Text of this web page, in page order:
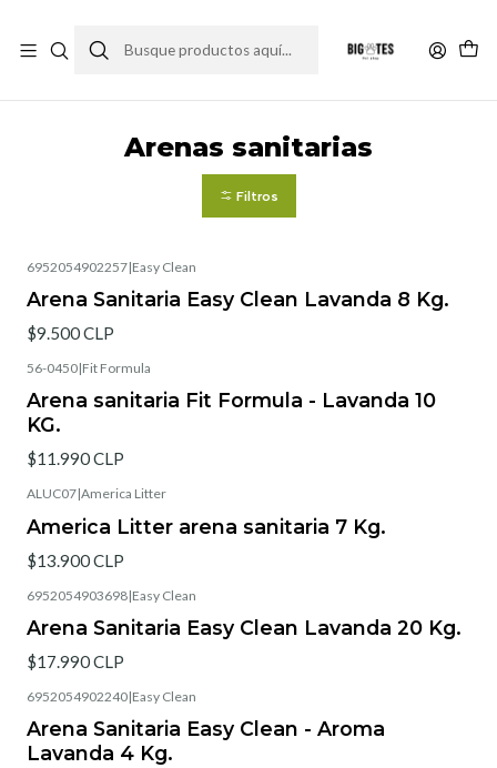
Arenas sanitarias
Filtros
6952054902257|Easy Clean
Arena Sanitaria Easy Clean Lavanda 8 Kg.
$9.500 CLP
56-0450|Fit Formula
Arena sanitaria Fit Formula - Lavanda 10
KG.
$11.990 CLP
ALUC07|America Litter
America Litter arena sanitaria 7 Kg.
$13.900 CLP
6952054903698|Easy Clean
Arena Sanitaria Easy Clean Lavanda 20 Kg.
$17.990 CLP
6952054902240|Easy Clean
Arena Sanitaria Easy Clean - Aroma
Lavanda 4 Kg.